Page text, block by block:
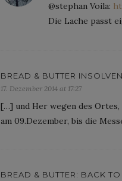
@stephan Voila:
Die Lache passt
BREAD & BUTTER
17. Dezember 2014 at 17:27
[…] und Her wegen des
am 09.Dezember, bis die
BREAD & BUTTER: BACK